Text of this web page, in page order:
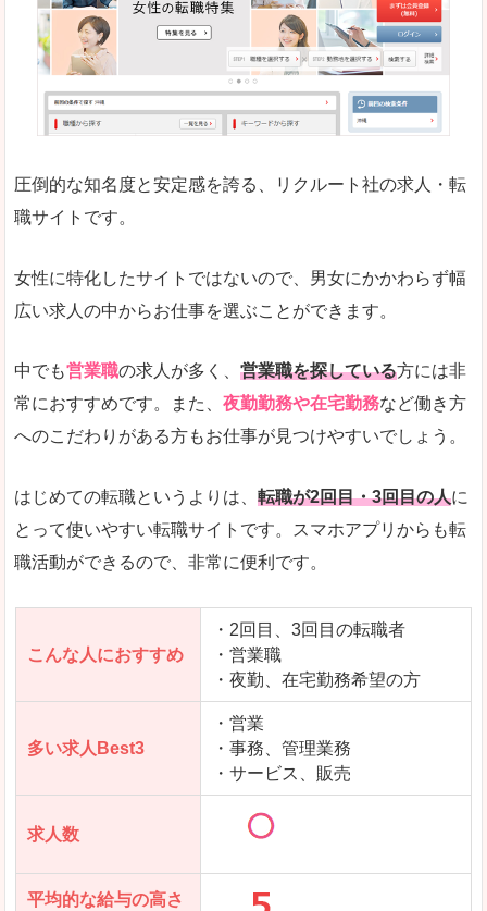
悪いところ
求人の掲載数が少ないです。
求人の掲載情報の文字が小さめで、少し見づらい
詳しい説明
女性でエンジニア職への転職をお考えの方は、こ
エンジニア職の求人においては、ほかにない専門
求人数が少ないので、逆に探しやすいといった一
求人を含んだページを見てみる
圧倒的な知名度と安定感を誇る、リクルート社の求人・転
職サイトです。
女性に特化したサイトではないので、男女にかかわらず幅
広い求人の中からお仕事を選ぶことができます。
中でも営業職の求人が多く、 営業職を探している方には非
常におすすめです。また、 夜勤勤務や在宅勤務など働き方
へのこだわりがある方もお仕事が見つけやすいでしょう。
はじめての転職というよりは、 転職が2回目・3回目の人に
とって使いやすい転職サイトです。スマホアプリからも転
職活動ができるので、非常に便利です。
こんな人におすすめ
・2回目、3回目の転職者
・営業職
・夜勤、在宅勤務希望の方
多い求人Best3
・営業
・事務、管理業務
・サービス、販売
求人数
平均的な給与の高さ